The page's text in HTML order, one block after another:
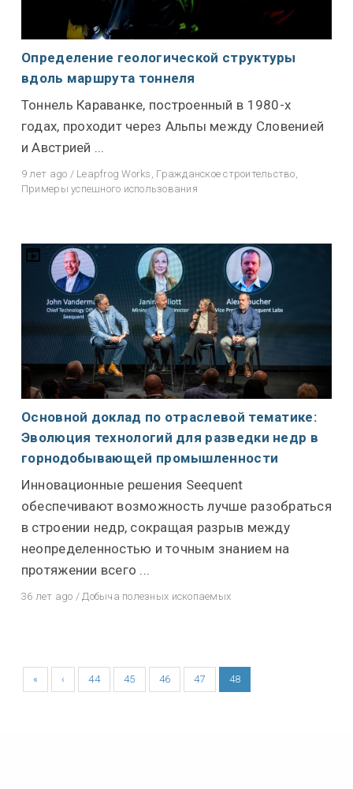
Определение геологической структуры
вдоль маршрута тоннеля
Тоннель Караванке, построенный в 1980-х
годах, проходит через Альпы между Словенией
и Австрией ...
9 лет ago / Leapfrog Works Гражданское строительство
Примеры успешного использования
Основной доклад по отраслевой тематике:
Эволюция технологий для разведки недр в
горнодобывающей промышленности
Инновационные решения Seequent
обеспечивают возможность лучше разобраться
в строении недр, сокращая разрыв между
неопределенностью и точным знанием на
протяжении всего ...
36 лет ago / Добыча полезных ископаемых
« ‹ 44 45 46 47 48